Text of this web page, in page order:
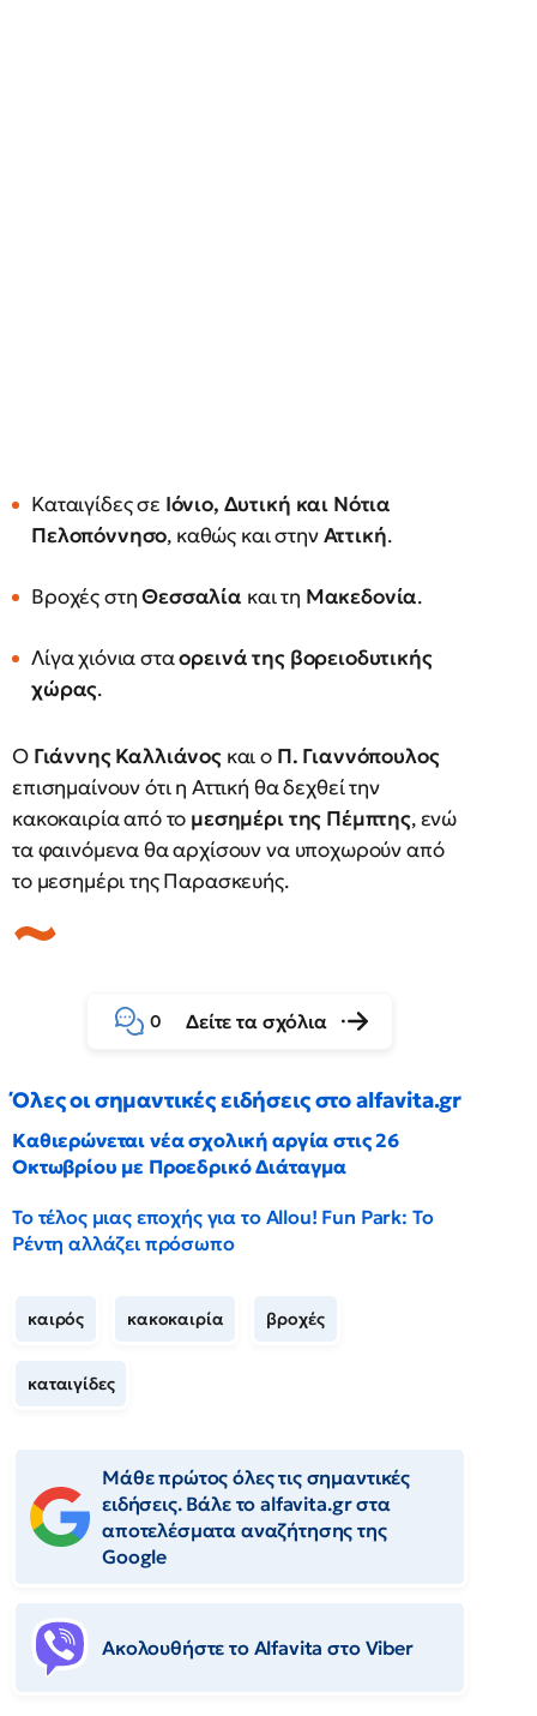
Καταιγίδες σε Ιόνιο, Δυτική και Νότια
Πελοπόννησο, καθώς και στηνΑττική.
Βροχές στηΘεσσαλία και τη Μακεδονία.
Λίγα χιόνια σταορεινά της βορειοδυτικής
χώρας.
Ο Γιάννης Καλλιάνοςκαι ο Π. Γιαννόπουλος
επισημαίνουν ότι η Αττική θα δεχθεί την
κακοκαιρία από το μεσημέρι της Πέμπτης, ενώ
τα φαινόμενα θα αρχίσουν να υποχωρούν από
το μεσημέρι της Παρασκευής.
0 Δείτε τα σχόλια
Όλες οι σημαντικές ειδήσεις στο alfavita.gr
Καθιερώνεται νέα σχολική αργία στις 26
Οκτωβρίου με Προεδρικό Διάταγμα
Το τέλος μιας εποχής για το Allou! Fun Park: Το
Ρέντη αλλάζει πρόσωπο
καιρός κακοκαιρία βροχές
καταιγίδες
Μάθε πρώτος όλες τις σημαντικές
ειδήσεις. Βάλε το alfavita.gr στα
αποτελέσματα αναζήτησης της
Google
Ακολουθήστε το Αlfavita στο Viber